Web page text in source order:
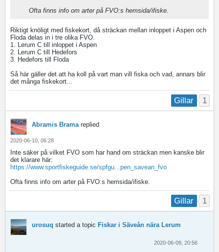
Ofta finns info om arter på FVO:s hemsida/ifiske.
Riktigt knöligt med fiskekort, då sträckan mellan inloppet i Aspen och
Floda delas in i tre olika FVO.
1. Lerum C till inloppet i Aspen
2. Lerum C till Hedefors
3. Hedefors till Floda
Så här gäller det att ha koll på vart man vill fiska och vad, annars blir
det många fiskekort...
Gillar 1
Abramis Bramareplied
2020-06-10, 06:28
Inte säker på vilket FVO som har hand om sträckan men kanske blir
det klarare här:
https://www.sportfiskeguide.se/spfgu...pen_savean_fvo
Ofta finns info om arter på FVO:s hemsida/ifiske.
Gillar 1
urosuq started a topic Fiskar i Säveån nära Lerum
2020-06-09, 20:56